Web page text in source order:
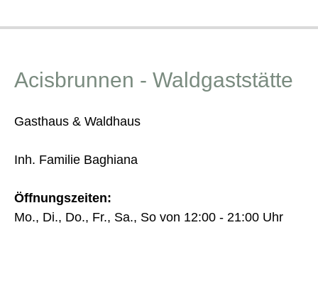
Acisbrunnen - Waldgaststätte
Gasthaus & Waldhaus
Inh. Familie Baghiana
Öffnungszeiten:
Mo., Di., Do., Fr., Sa., So von 12:00 - 21:00 Uhr